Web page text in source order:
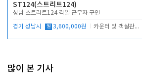
ST124(스트리트124)
성남 스트리트124 격일 근무자 구인
경기 성남시 월 3,600,000원 카운터 및 객실관리 전반
많이 본 기사